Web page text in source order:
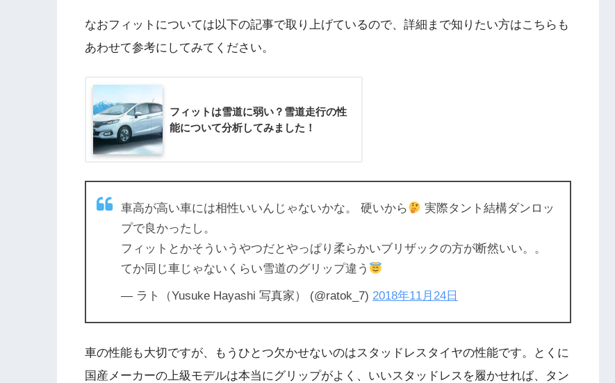
なおフィットについては以下の記事で取り上げているので、詳細まで知りたい方はこちらも
あわせて参考にしてみてください。
フィットは雪道に弱い？雪道走行の性
能について分析してみました！
車高が高い車には相性いいんじゃないかな。 硬いから
実際タント結構ダンロッ
プで良かったし。
フィットとかそういうやつだとやっぱり柔らかいブリザックの方が断然いい。。
てか同じ車じゃないくらい雪道のグリップ違う
— ラト（Yusuke Hayashi 写真家） (@ratok_7) 2018年11月24日
車の性能も大切ですが、もうひとつ欠かせないのはスタッドレスタイヤの性能です。とくに
国産メーカーの上級モデルは本当にグリップがよく、いいスタッドレスを履かせれば、タン